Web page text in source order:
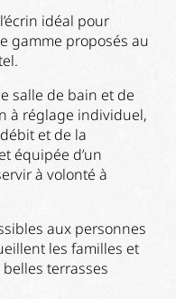
idéal pour
gamme proposés au
salle de bain et de
à réglage individuel,
et de la
équipée d’un
à volonté à
aux personnes
les familles et
terrasses